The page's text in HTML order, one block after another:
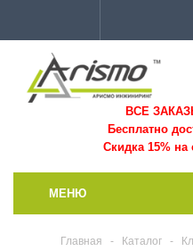
ВСЕ
Бесплатно
Скидка 15% на
МЕНЮ
Главная - Каталог -